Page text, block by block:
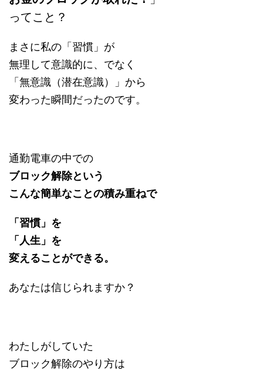
ってこと？
まさに私の「習慣」が
無理して意識的に、でなく
「無意識（潜在意識）」から
変わった瞬間だったのです。
通勤電車の中での
ブロック解除という
こんな簡単なことの積み重ねで
「習慣」を
「人生」を
変えることができる。
あなたは信じられますか？
わたしがしていた
ブロック解除のやり方は